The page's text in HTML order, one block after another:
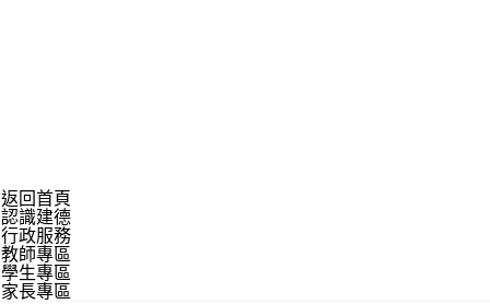
返回首頁
認識建德
行政服務
教師專區
學生專區
家長專區